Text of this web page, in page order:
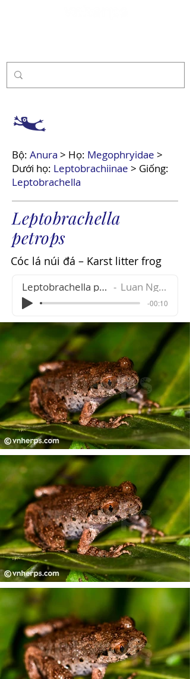
Bộ: Anura > Họ: Megophryidae >
Dưới họ: Leptobrachiinae > Giống:
Leptobrachella
Leptobrachella
petrops
Cóc lá núi đá – Karst litter frog
Leptobrachella petrops Luan Nguyen
-00:10